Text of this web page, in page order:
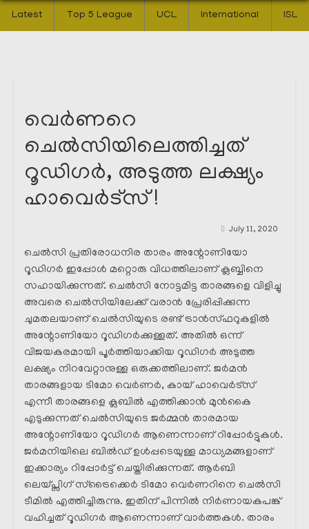
Latest Top 5 League UCL International ISL
വെർണറെ
ചെൽസിയിലെത്തിച്ചത്
റൂഡിഗർ, അടുത്ത ലക്ഷ്യം
ഹാവെർട്സ് !
July 11, 2020
ചെൽസി പ്രതിരോധനിര താരം അന്റോണിയോ
റൂഡിഗർ ഇപ്പോൾ മറ്റൊരു വിധത്തിലാണ് ക്ലബ്ബിനെ
സഹായിക്കുന്നത്. ചെൽസി നോട്ടമിട്ട താരങ്ങളെ വിളിച്ചു
അവരെ ചെൽസിയിലേക്ക് വരാൻ പ്രേരിപ്പിക്കുന്ന
ചുമതലയാണ് ചെൽസിയുടെ രണ്ട് ട്രാൻസ്ഫറുകളിൽ
അന്റോണിയോ റൂഡിഗർക്കുള്ളത്. അതിൽ ഒന്ന്
വിജയകരമായി പൂർത്തിയാക്കിയ റൂഡിഗർ അടുത്ത
ലക്ഷ്യം നിറവേറ്റാനുള്ള ഒരുക്കത്തിലാണ്. ജർമൻ
താരങ്ങളായ ടിമോ വെർണർ, കായ്‌ ഹാവെർട്സ്
എന്നീ താരങ്ങളെ ക്ലബിൽ എത്തിക്കാൻ മുൻകൈ
എടുക്കുന്നത് ചെൽസിയുടെ ജർമ്മൻ താരമായ
അന്റോണിയോ റൂഡിഗർ ആണെന്നാണ് റിപ്പോർട്ടുകൾ.
ജർമനിയിലെ ബിൽഡ് ഉൾപ്പടെയുള്ള മാധ്യമങ്ങളാണ്
ഇക്കാര്യം റിപ്പോർട്ട്‌ ചെയ്തിരിക്കുന്നത്. ആർബി
ലെയ്പ്സിഗ് സ്ട്രൈക്കെർ ടിമോ വെർണറിനെ ചെൽസി
ടീമിൽ എത്തിച്ചിരുന്നു. ഇതിന് പിന്നിൽ നിർണായകപങ്ക്
വഹിച്ചത് റൂഡിഗർ ആണെന്നാണ് വാർത്തകൾ. താരം